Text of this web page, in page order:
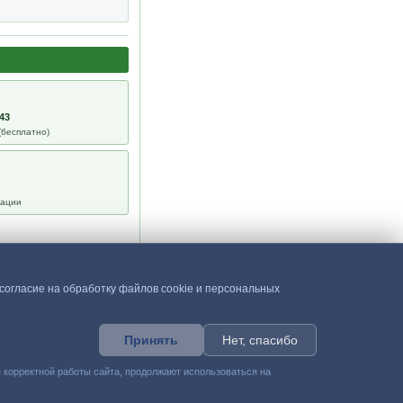
64
на обработку файлов cookie и персональных
Принять Нет, спасибо
корректной работы сайта, продолжают использоваться на